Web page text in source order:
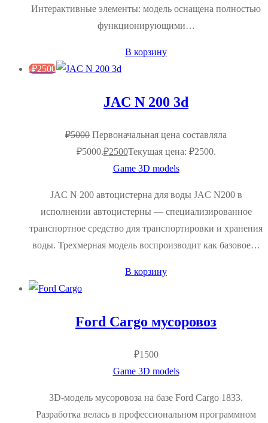
Интерактивные элементы: модель оснащена полностью
функционирующими…
В корзину
-₽2500
JAC N 200 3d
₽5000 Первоначальная цена составляла
₽5000.₽2500Текущая цена: ₽2500.
Game 3D models
JAC N 200 автоцистерна для воды JAC N200 в
исполнении автоцистерны — специализированное
транспортное средство для транспортировки и хранения
воды. Трехмерная модель воспроизводит как базовое…
В корзину
Ford Cargo мусоровоз
₽1500
Game 3D models
3D-модель мусоровоза на базе Ford Cargo 1833.
Разработка велась в профессиональном программном